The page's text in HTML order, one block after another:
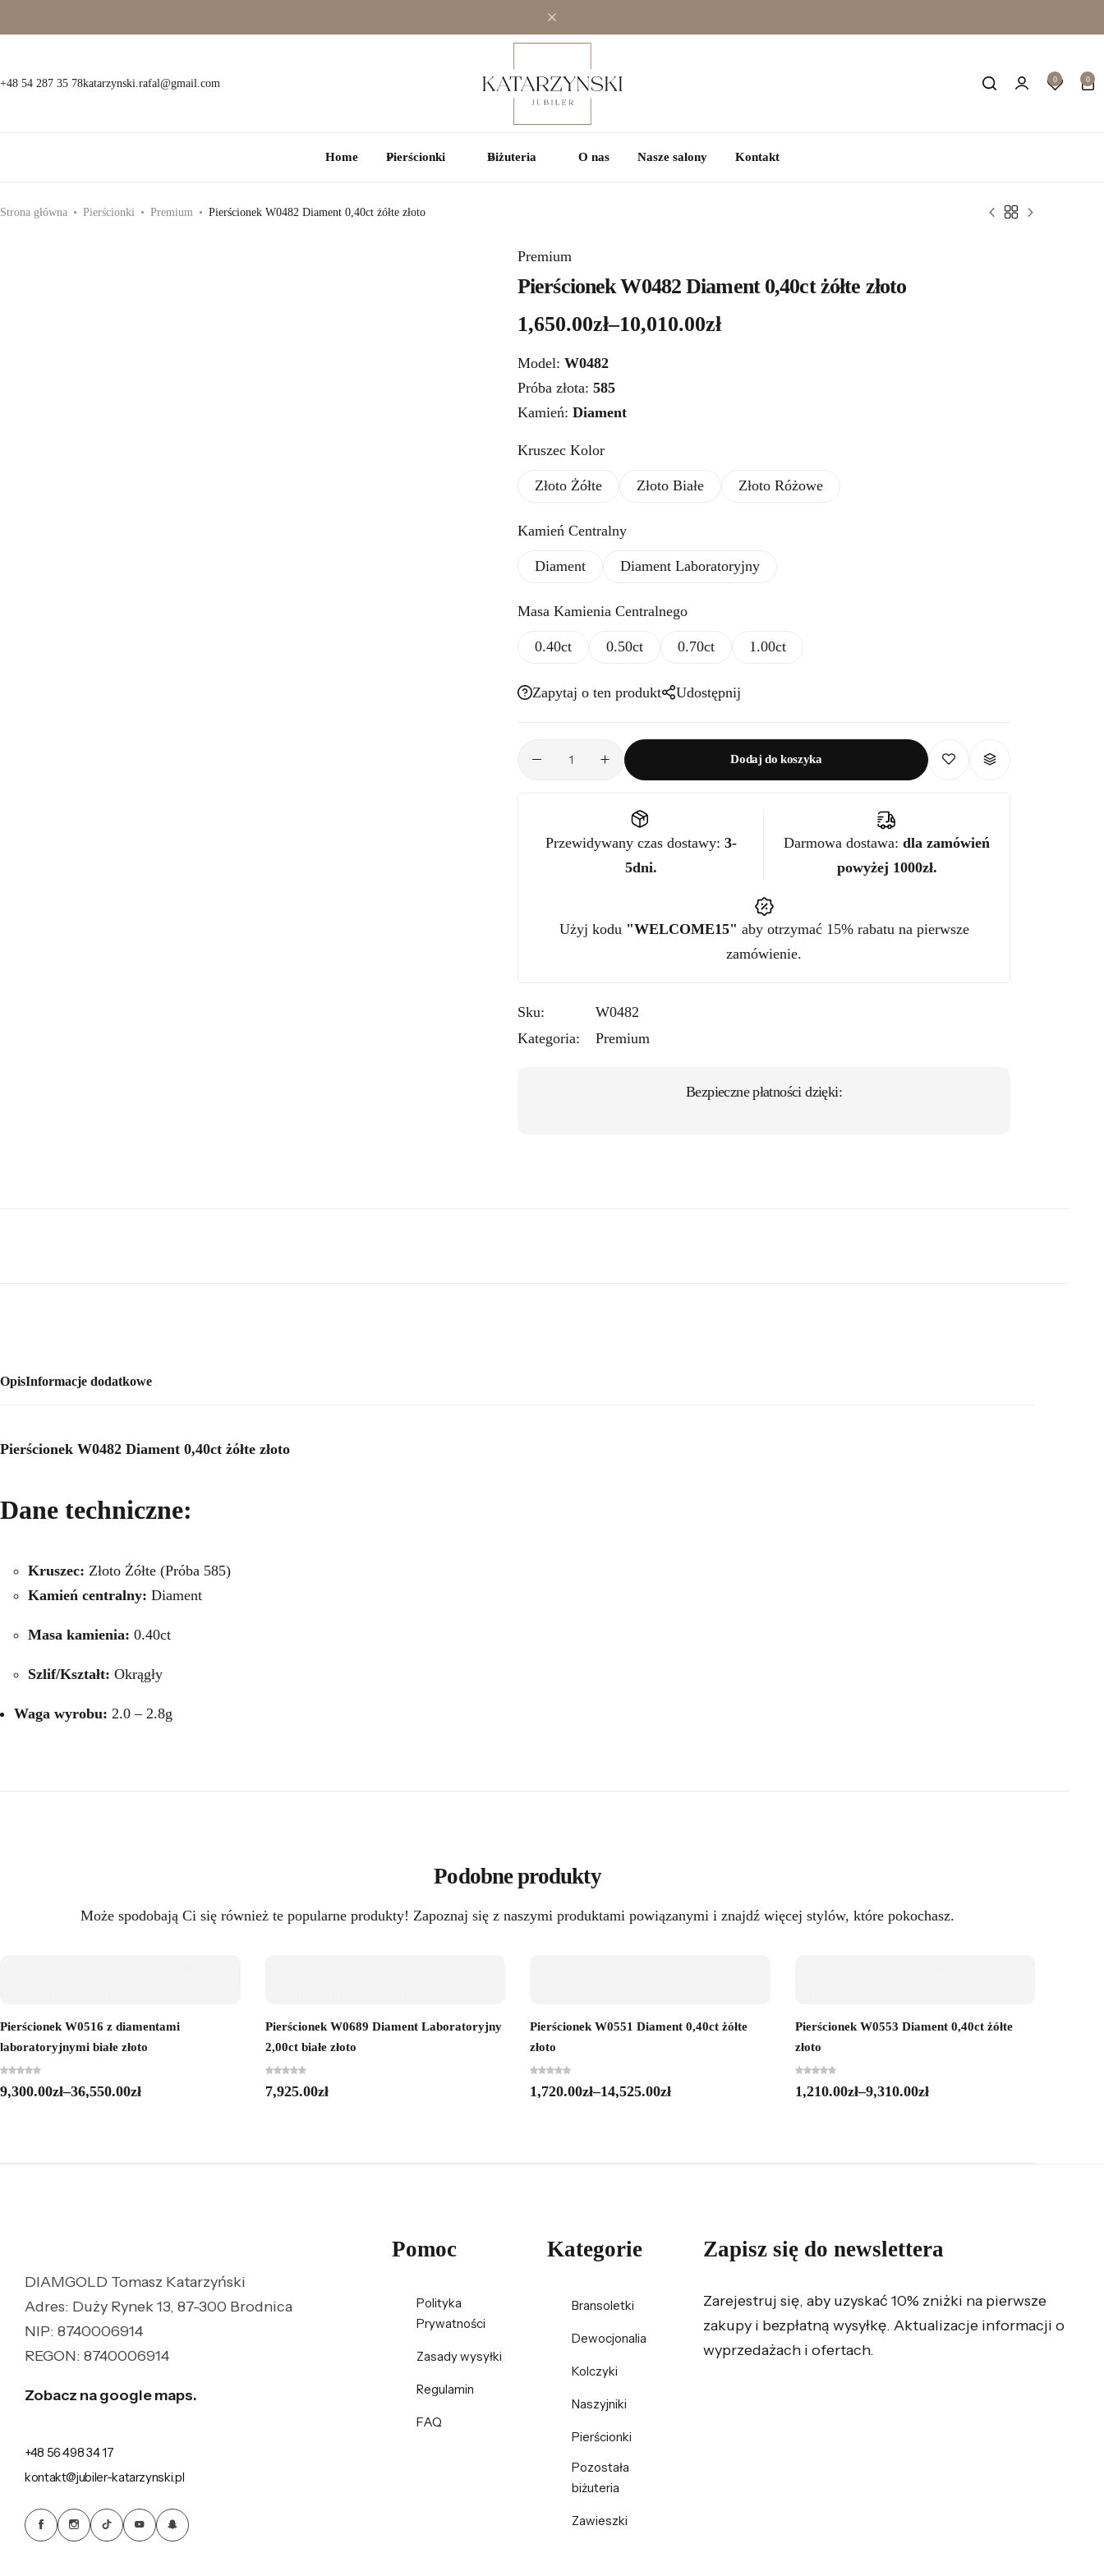
+48 54 287 35 78katarzynski.rafal@gmail.com 0 0
Home Pierścionki Biżuteria O nas Nasze salony Kontakt
Strona główna Pierścionki Premium Pierścionek W0482 Diament 0,40ct żółte złoto
Premium
Pierścionek W0482 Diament 0,40ct żółte złoto
1,650.00zł–10,010.00zł
Model: W0482
Próba złota: 585
Kamień: Diament
Kruszec Kolor
Złoto Żółte Złoto Białe Złoto Różowe
Kamień Centralny
Diament Diament Laboratoryjny
Masa Kamienia Centralnego
0.40ct 0.50ct 0.70ct 1.00ct
Zapytaj o ten produkt Udostępnij
Dodaj do koszyka
Przewidywany czas dostawy: 3-
5dni.
Darmowa dostawa: dla zamówień
powyżej 1000zł.
Użyj kodu "WELCOME15" aby otrzymać 15% rabatu na pierwsze
zamówienie.
Sku:
W0482
Kategoria:
Premium
Bezpieczne płatności dzięki:
OpisInformacje dodatkowe
Pierścionek W0482 Diament 0,40ct żółte złoto
Dane techniczne:
Kruszec: Złoto Żółte (Próba 585)
Kamień centralny: Diament
Masa kamienia: 0.40ct
Szlif/Kształt: Okrągły
Waga wyrobu: 2.0 – 2.8g
Podobne produkty
Może spodobają Ci się również te popularne produkty! Zapoznaj się z naszymi produktami powiązanymi i znajdź więcej stylów, które pokochasz.
Pierścionek W0516 z diamentami
laboratoryjnymi białe złoto
9,300.00zł–36,550.00zł
Pierścionek W0689 Diament Laboratoryjny
2,00ct białe złoto
7,925.00zł
Pierścionek W0551 Diament 0,40ct żółte
złoto
1,720.00zł–14,525.00zł
Pierścionek W0553 Diament 0,40ct żółte
złoto
1,210.00zł–9,310.00zł
DIAMGOLD Tomasz Katarzyński
Adres: Duży Rynek 13, 87-300 Brodnica
NIP: 8740006914
REGON: 8740006914
Zobacz na google maps.
+48 56 498 34 17
kontakt@jubiler-katarzynski.pl
Pomoc
Polityka
Prywatności
Zasady wysyłki
Regulamin
FAQ
Kategorie
Bransoletki
Dewocjonalia
Kolczyki
Naszyjniki
Pierścionki
Pozostała
biżuteria
Zawieszki
Zapisz się do newslettera
Zarejestruj się, aby uzyskać 10% zniżki na pierwsze
zakupy i bezpłatną wysyłkę. Aktualizacje informacji o
wyprzedażach i ofertach.